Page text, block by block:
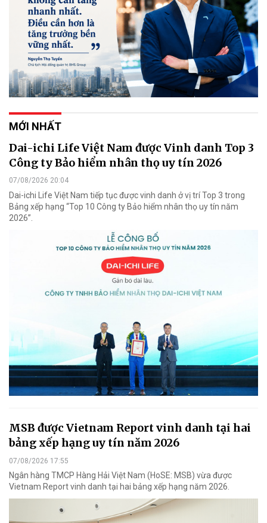
MỚI NHẤT
Dai-ichi Life Việt Nam được Vinh danh Top 3
Công ty Bảo hiểm nhân thọ uy tín 2026
07/08/2026 20:04
Dai-ichi Life Việt Nam tiếp tục được vinh danh ở vị trí Top 3 trong
Bảng xếp hạng “Top 10 Công ty Bảo hiểm nhân thọ uy tín năm
2026”.
MSB được Vietnam Report vinh danh tại hai
bảng xếp hạng uy tín năm 2026
07/08/2026 17:55
Ngân hàng TMCP Hàng Hải Việt Nam (HoSE: MSB) vừa được
Vietnam Report vinh danh tại hai bảng xếp hạng năm 2026.